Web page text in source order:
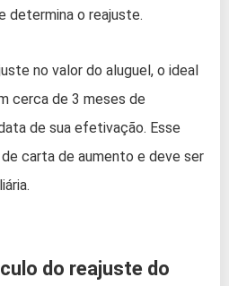
determina o reajuste.
no valor do aluguel, o ideal
cerca de 3 meses de
de sua efetivação. Esse
carta de aumento e deve ser
do reajuste do